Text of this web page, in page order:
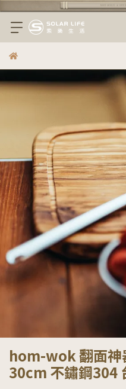
hom-wok 翻面神
30cm 不鏽鋼304